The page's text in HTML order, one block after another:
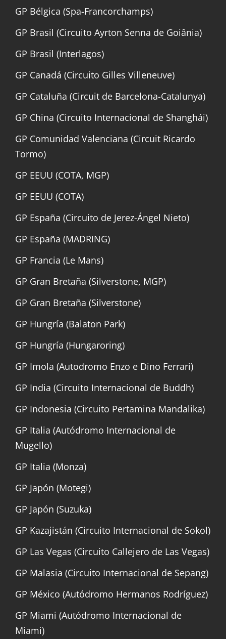
GP Bélgica (Spa-Francorchamps)
GP Brasil (Circuito Ayrton Senna de Goiânia)
GP Brasil (Interlagos)
GP Canadá (Circuito Gilles Villeneuve)
GP Cataluña (Circuit de Barcelona-Catalunya)
GP China (Circuito Internacional de Shanghái)
GP Comunidad Valenciana (Circuit Ricardo
Tormo)
GP EEUU (COTA, MGP)
GP EEUU (COTA)
GP España (Circuito de Jerez-Ángel Nieto)
GP España (MADRING)
GP Francia (Le Mans)
GP Gran Bretaña (Silverstone, MGP)
GP Gran Bretaña (Silverstone)
GP Hungría (Balaton Park)
GP Hungría (Hungaroring)
GP Imola (Autodromo Enzo e Dino Ferrari)
GP India (Circuito Internacional de Buddh)
GP Indonesia (Circuito Pertamina Mandalika)
GP Italia (Autódromo Internacional de
Mugello)
GP Italia (Monza)
GP Japón (Motegi)
GP Japón (Suzuka)
GP Kazajistán (Circuito Internacional de Sokol)
GP Las Vegas (Circuito Callejero de Las Vegas)
GP Malasia (Circuito Internacional de Sepang)
GP México (Autódromo Hermanos Rodríguez)
GP Miami (Autódromo Internacional de
Miami)